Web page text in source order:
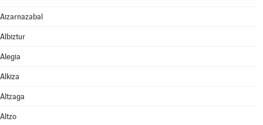
Aizarnazabal
Albiztur
Alegia
Alkiza
Altzaga
Altzo